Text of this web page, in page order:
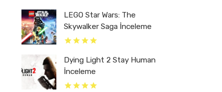
LEGO Star Wars: The
Skywalker Saga İnceleme
Dying Light 2 Stay Human
İnceleme